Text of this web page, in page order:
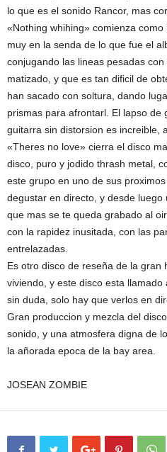
lo que es el sonido Rancor, mas
«Nothing whihing» comienza
muy en la senda de lo que fue el
conjugando las lineas pesadas
matizado, y que es tan dificil de
han sacado con soltura, dando
prismas para afrontarl. El lapso de
guitarra sin distorsion es increible,
«Theres no love» cierra el disco
disco, puro y jodido thrash metal,
este grupo en uno de sus
degustar en directo, y desde luego
que mas se te queda grabado al
con la rapidez inusitada, con las
entrelazadas.
Es otro disco de reseña de la gran
viviendo, y este disco esta llamado
sin duda, solo hay que verlos en
Gran produccion y mezcla del
sonido, y una atmosfera digna de
la añorada epoca de la bay area.
JOSEAN ZOMBIE